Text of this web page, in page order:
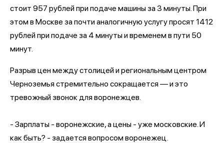
стоит 957 рублей при подаче машины за 3 минуты. При
этом в Москве за почти аналогичную услугу просят 1412
рублей при подаче за 4 минуты и временем в пути 50
минут.
Разрыв цен между столицей и региональным центром
Черноземья стремительно сокращается — и это
тревожный звонок для воронежцев.
- Зарплаты - воронежские, а цены - уже московские. И
как быть? - задается вопросом воронежец.